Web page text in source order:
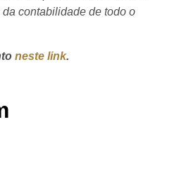
contabilidade de todo o
neste link.